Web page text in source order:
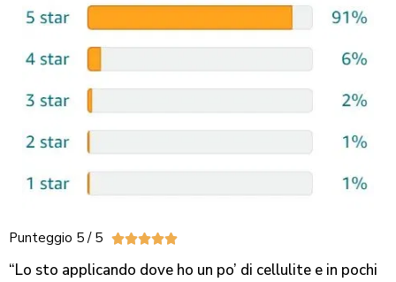
Punteggio 5 / 5 
“Lo sto applicando dove ho un po’ di cellulite e in pochi